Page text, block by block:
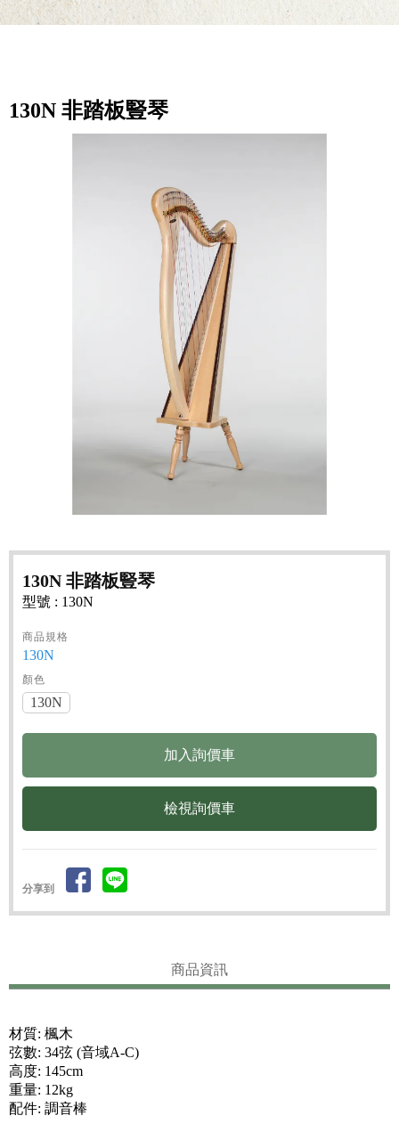
130N 非踏板豎琴
130N 非踏板豎琴
型號 : 130N
商品規格
130N
顏色
130N
檢視詢價車
分享到
商品資訊
材質: 楓木
弦數: 34弦 (音域A-C)
高度: 145cm
重量: 12kg
配件: 調音棒